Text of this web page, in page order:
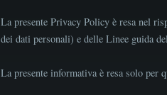
La presente Privacy Policy è resa nel
dei dati personali) e delle Linee guida
La presente informativa è resa solo